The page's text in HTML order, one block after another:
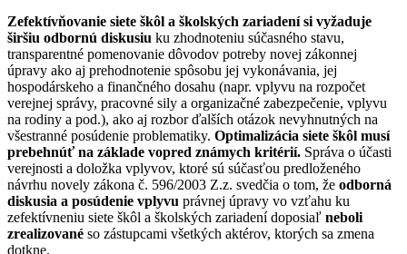
Zefektívňovanie siete škôl a školských zariadení si vyžaduje
širšiu odbornú diskusiu ku zhodnoteniu súčasného stavu,
transparentné pomenovanie dôvodov potreby novej zákonnej
úpravy ako aj prehodnotenie spôsobu jej vykonávania, jej
hospodárskeho a finančného dosahu (napr. vplyvu na rozpočet
verejnej správy, pracovné sily a organizačné zabezpečenie, vplyvu
na rodiny a pod.), ako aj rozbor ďalších otázok nevyhnutných na
všestranné posúdenie problematiky. Optimalizácia siete škôl musí
prebehnúť na základe vopred známych kritérií. Správa o účasti
verejnosti a doložka vplyvov, ktoré sú súčasťou predloženého
návrhu novely zákona č. 596/2003 Z.z. svedčia o tom, že odborná
diskusia a posúdenie vplyvu právnej úpravy vo vzťahu ku
zefektívneniu siete škôl a školských zariadení doposiaľ neboli
zrealizované so zástupcami všetkých aktérov, ktorých sa zmena
dotkne.